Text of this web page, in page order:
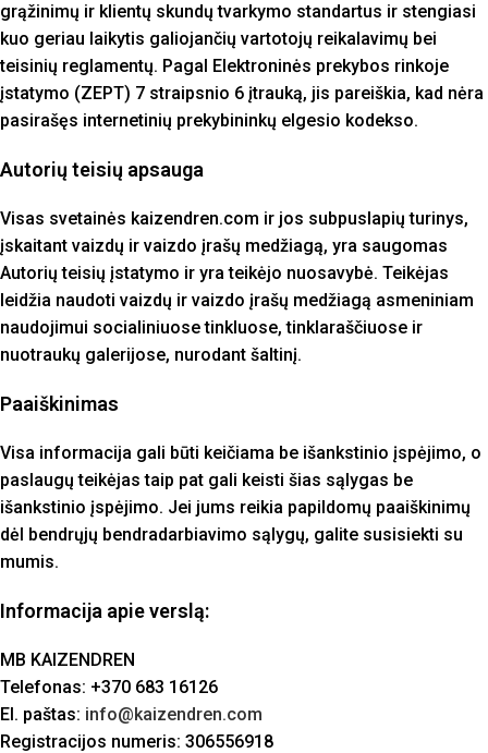
grąžinimų ir klientų skundų tvarkymo standartus ir stengiasi
kuo geriau laikytis galiojančių vartotojų reikalavimų bei
teisinių reglamentų. Pagal Elektroninės prekybos rinkoje
įstatymo (ZEPT) 7 straipsnio 6 įtrauką, jis pareiškia, kad nėra
pasirašęs internetinių prekybininkų elgesio kodekso.
Autorių teisių apsauga
Visas svetainės kaizendren.com ir jos subpuslapių turinys,
įskaitant vaizdų ir vaizdo įrašų medžiagą, yra saugomas
Autorių teisių įstatymo ir yra teikėjo nuosavybė. Teikėjas
leidžia naudoti vaizdų ir vaizdo įrašų medžiagą asmeniniam
naudojimui socialiniuose tinkluose, tinklaraščiuose ir
nuotraukų galerijose, nurodant šaltinį.
Paaiškinimas
Visa informacija gali būti keičiama be išankstinio įspėjimo, o
paslaugų teikėjas taip pat gali keisti šias sąlygas be
išankstinio įspėjimo. Jei jums reikia papildomų paaiškinimų
dėl bendrųjų bendradarbiavimo sąlygų, galite susisiekti su
mumis.
Informacija apie verslą:
MB KAIZENDREN
Telefonas: +370 683 16126
El. paštas: info@kaizendren.com
Registracijos numeris: 306556918